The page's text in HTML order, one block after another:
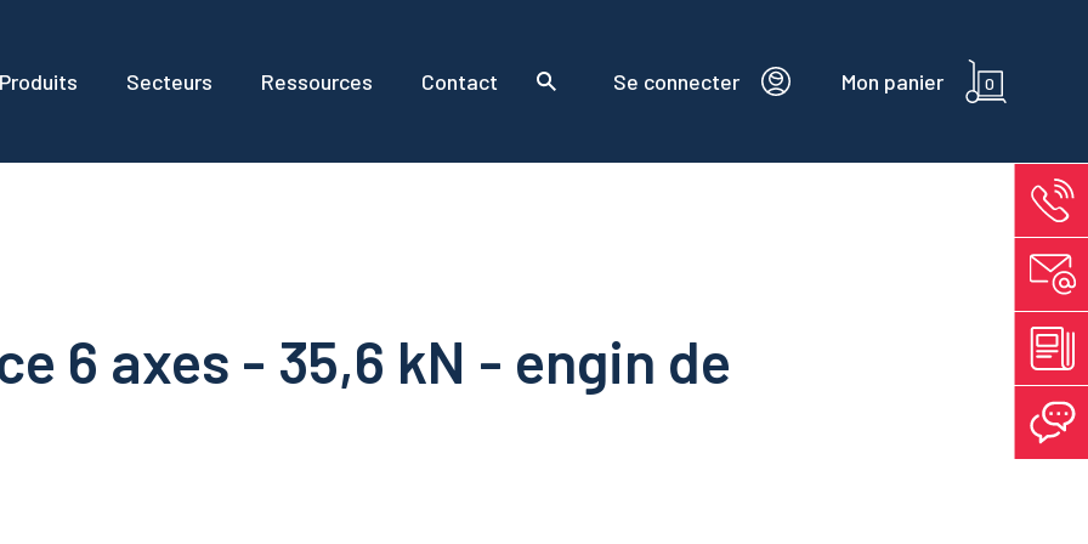
Produits Secteurs Ressources Contact Se connecter Mon panier 0
6 axes - 35,6 kN - engin de